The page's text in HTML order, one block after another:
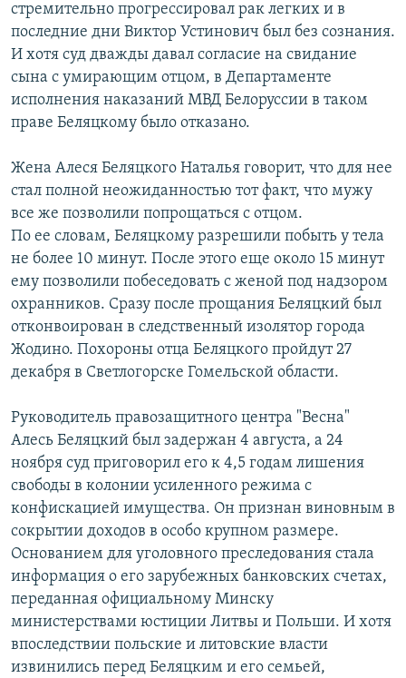
стремительно прогрессировал рак легких и в
последние дни Виктор Устинович был без сознания.
И хотя суд дважды давал согласие на свидание
сына с умирающим отцом, в Департаменте
исполнения наказаний МВД Белоруссии в таком
праве Беляцкому было отказано.
Жена Алеся Беляцкого Наталья говорит, что для нее
стал полной неожиданностью тот факт, что мужу
все же позволили попрощаться с отцом.
По ее словам, Беляцкому разрешили побыть у тела
не более 10 минут. После этого еще около 15 минут
ему позволили побеседовать с женой под надзором
охранников. Сразу после прощания Беляцкий был
отконвоирован в следственный изолятор города
Жодино. Похороны отца Беляцкого пройдут 27
декабря в Светлогорске Гомельской области.
Руководитель правозащитного центра "Весна"
Алесь Беляцкий был задержан 4 августа, а 24
ноября суд приговорил его к 4,5 годам лишения
свободы в колонии усиленного режима с
конфискацией имущества. Он признан виновным в
сокрытии доходов в особо крупном размере.
Основанием для уголовного преследования стала
информация о его зарубежных банковских счетах,
переданная официальному Минску
министерствами юстиции Литвы и Польши. И хотя
впоследствии польские и литовские власти
извинились перед Беляцким и его семьей,